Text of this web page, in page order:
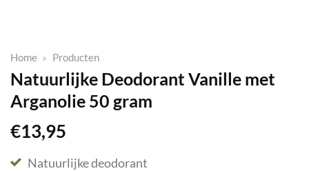
Home » Producten
Natuurlijke Deodorant Vanille met
Arganolie 50 gram
€13,95
Natuurlijke deodorant